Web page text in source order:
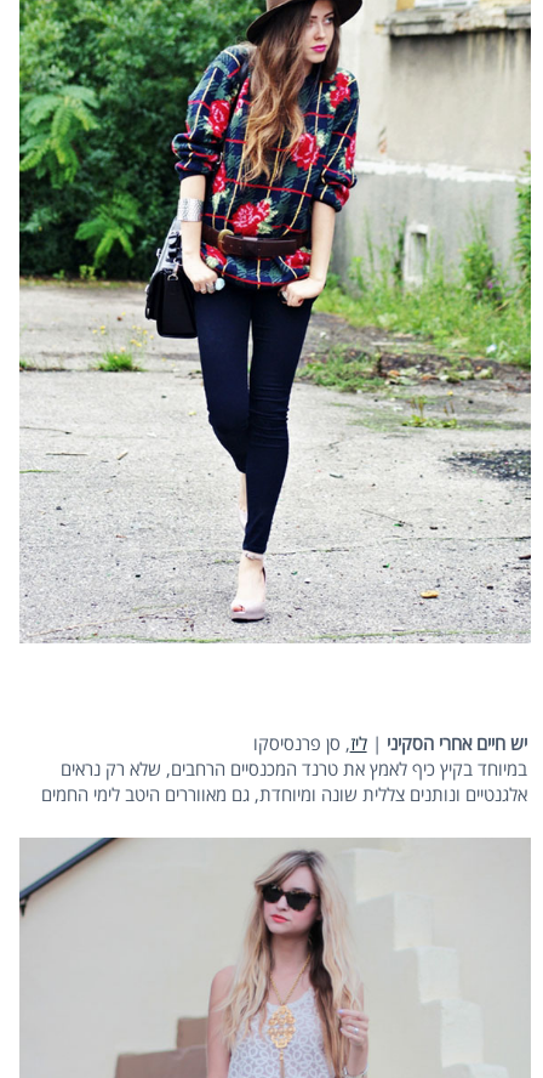
יש חיים אחרי הסקיני |ליז, סן פרנסיסקו
במיוחד בקיץ כיף לאמץ את טרנד המכנסיים הרחבים, שלא רק נראים
אלגנטיים ונותנים צללית שונה ומיוחדת, גם מאווררים היטב לימי החמים